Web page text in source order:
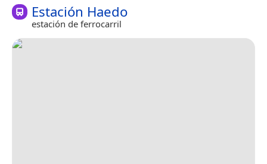
Estación Haedo
estación de ferrocarril